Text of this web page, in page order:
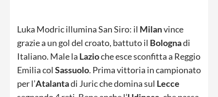
Luka Modric illumina San Siro: il Milanvince
grazie a un gol del croato, battuto il Bolognadi
Italiano. Male la Lazioche esce sconfitta a Reggio
Emilia col Sassuolo. Prima vittoria in campionato
per l’Atalantadi Juric che domina sul Lecce